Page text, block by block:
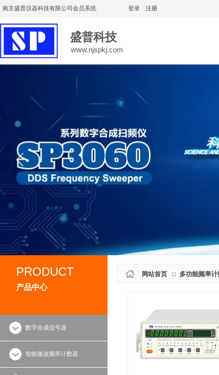
登录 注册
南京盛普仪器科技有限公司会员系统
盛普科技
www.njspkj.com
网站首页 ∷ 多功能频率计
数字合成信号源
智能微波频率计数器
产品中心
PRODUCT